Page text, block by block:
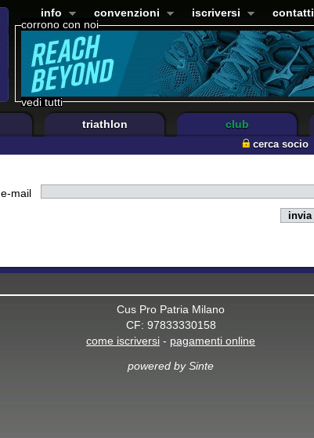
corrono con noi
vedi tutti
info convenzioni iscriversi contatti
triathlon club
cerca socio
e-mail
Cus Pro Patria Milano
CF: 97833330158
come iscriversi - pagamenti online
powered by Sinte